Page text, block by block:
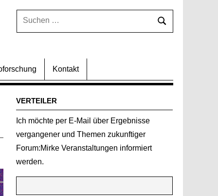
Suchen
Suchen
Kontakt
VERTEILER
Ich möchte per E-Mail über Ergebnisse
vergangener und Themen zukunftiger
Forum:Mirke Veranstaltungen informiert
werden.